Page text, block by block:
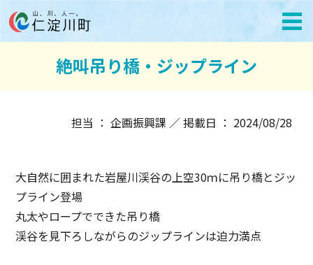
絶叫吊り橋・ジップライン
担当 ： 企画振興課 ／ 掲載日 ： 2024/08/28
大自然に囲まれた岩屋川渓谷の上空30ｍに吊り橋とジッ
プライン登場
丸太やロープでできた吊り橋
渓谷を見下ろしながらのジップラインは迫力満点